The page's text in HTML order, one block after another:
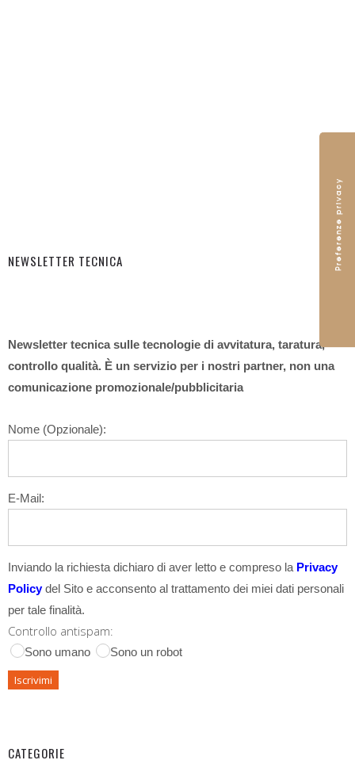
NEWSLETTER TECNICA
Newsletter tecnica sulle tecnologie di avvitatura, taratura,
controllo qualità. È un servizio per i nostri partner, non una
comunicazione promozionale/pubblicitaria
Nome (Opzionale):
E-Mail:
Inviando la richiesta dichiaro di aver letto e compreso la Privacy
Policydel Sito e acconsento al trattamento dei miei dati personali
per tale finalità.
Controllo antispam:
Sono umano Sono un robot
CATEGORIE